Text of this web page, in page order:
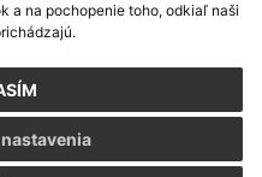
a na pochopenie toho, odkiaľ naši